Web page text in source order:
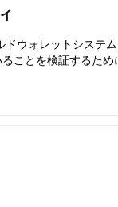
ドウォレットシステ
ことを検証するため